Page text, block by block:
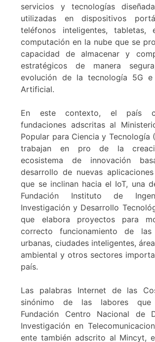
servicios y tecnologías
utilizadas en dispositivos
teléfonos inteligentes, tabletas,
computación en la nube que se
capacidad de almacenar y
estratégicos de manera
evolución de la tecnología 5G e
Artificial.
En este contexto, el país
fundaciones adscritas al
Popular para Ciencia y Tecnología
trabajan en pro de la
ecosistema de innovación
desarrollo de nuevas
que se inclinan hacia el IoT, una
Fundación Instituto de
Investigación y Desarrollo
que elabora proyectos para
correcto funcionamiento de las
urbanas, ciudades inteligentes,
ambiental y otros sectores
país.
Las palabras Internet de las
sinónimo de las labores
Fundación Centro Nacional de
Investigación en
ente también adscrito al Mincyt,